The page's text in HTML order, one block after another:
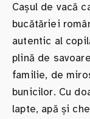
Cașul de vacă
bucătăriei
autentic al
plină de
familie, de
bunicilor. Cu
lapte, apă și